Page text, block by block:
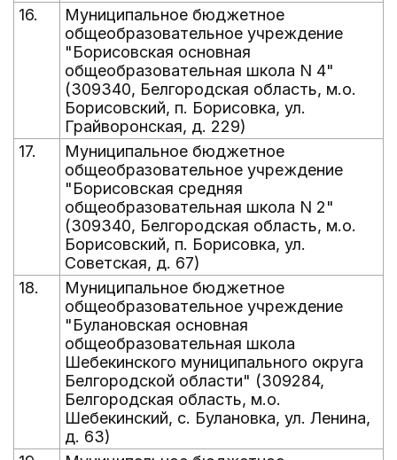
16.
Муниципальное бюджетное
общеобразовательное учреждение
"Борисовская основная
общеобразовательная школа N 4"
(309340, Белгородская область, м.о.
Борисовский, п. Борисовка, ул.
Грайворонская, д. 229)
17.
Муниципальное бюджетное
общеобразовательное учреждение
"Борисовская средняя
общеобразовательная школа N 2"
(309340, Белгородская область, м.о.
Борисовский, п. Борисовка, ул.
Советская, д. 67)
18.
Муниципальное бюджетное
общеобразовательное учреждение
"Булановская основная
общеобразовательная школа
Шебекинского муниципального округа
Белгородской области" (309284,
Белгородская область, м.о.
Шебекинский, с. Булановка, ул. Ленина,
д. 63)